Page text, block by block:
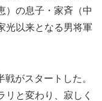
）の息子・家斉（中
光以来となる男将軍
戦がスタートした。
リと変わり、寂しく